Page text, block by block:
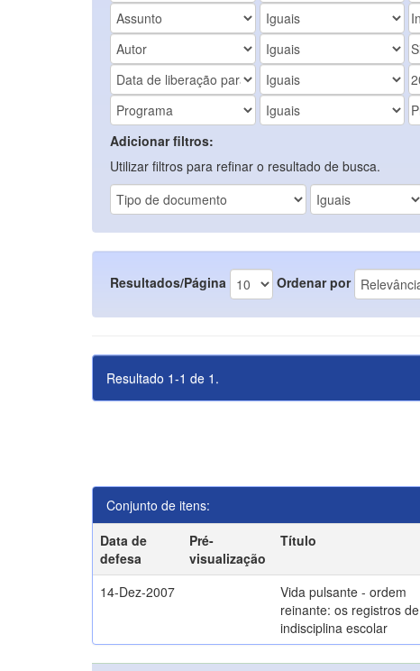
Adicionar filtros:
Utilizar filtros para refinar o resultado de busca.
Resultados/Página Ordenar por
Resultado 1-1 de 1.
Conjunto de itens:
Data de
defesa
Pré-
visualização
Título
14-Dez-2007
Vida pulsante - ordem
reinante: os registros de
indisciplina escolar